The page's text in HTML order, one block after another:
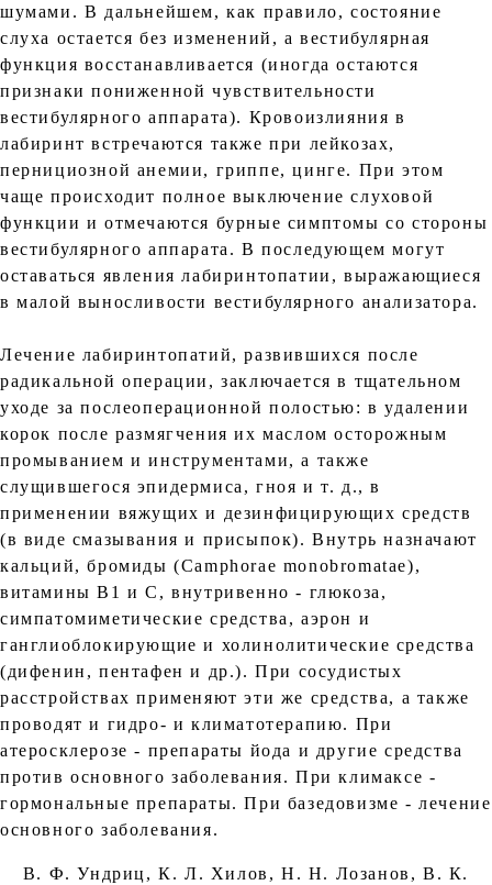
шумами. В дальнейшем, как правило, состояние
слуха остается без изменений, а вестибулярная
функция восстанавливается (иногда остаются
признаки пониженной чувствительности
вестибулярного аппарата). Кровоизлияния в
лабиринт встречаются также при лейкозах,
пернициозной анемии, гриппе, цинге. При этом
чаще происходит полное выключение слуховой
функции и отмечаются бурные симптомы со стороны
вестибулярного аппарата. В последующем могут
оставаться явления лабиринтопатии, выражающиеся
в малой выносливости вестибулярного анализатора.
Лечение лабиринтопатий, развившихся после
радикальной операции, заключается в тщательном
уходе за послеоперационной полостью: в удалении
корок после размягчения их маслом осторожным
промыванием и инструментами, а также
слущившегося эпидермиса, гноя и т. д., в
применении вяжущих и дезинфицирующих средств
(в виде смазывания и присыпок). Внутрь назначают
кальций, бромиды (Camphorae monobromatae),
витамины B1 и C, внутривенно - глюкоза,
симпатомиметические средства, аэрон и
ганглиоблокирующие и холинолитические средства
(дифенин, пентафен и др.). При сосудистых
расстройствах применяют эти же средства, а также
проводят и гидро- и климатотерапию. При
атеросклерозе - препараты йода и другие средства
против основного заболевания. При климаксе -
гормональные препараты. При базедовизме - лечение
основного заболевания.
В. Ф. Ундриц, К. Л. Хилов, Н. Н. Лозанов, В. К.